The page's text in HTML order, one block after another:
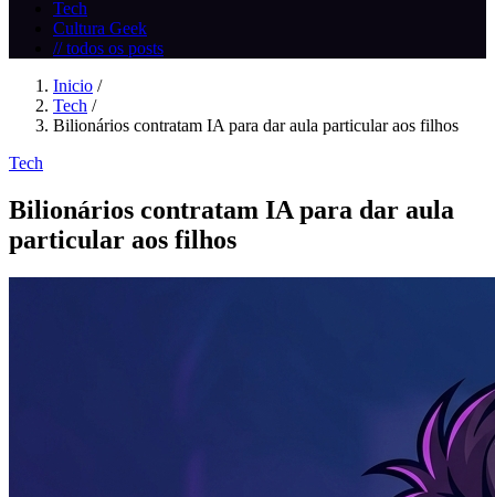
Tech
Cultura Geek
// todos os posts
Inicio /
Tech /
Bilionários contratam IA para dar aula particular aos filhos
Tech
Bilionários contratam IA para dar aula
particular aos filhos